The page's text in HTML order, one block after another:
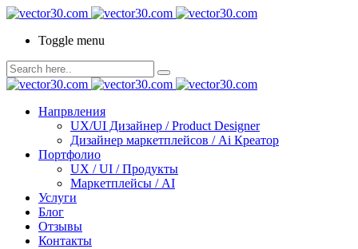
Toggle menu
Напрвления
UX/UI Дизайнер / Product Designer
Дизайнер маркетплейсов / Ai Креатор
Портфолио
UX / UI / Продукты
Маркетплейсы / AI
Услуги
Блог
Отзывы
Контакты